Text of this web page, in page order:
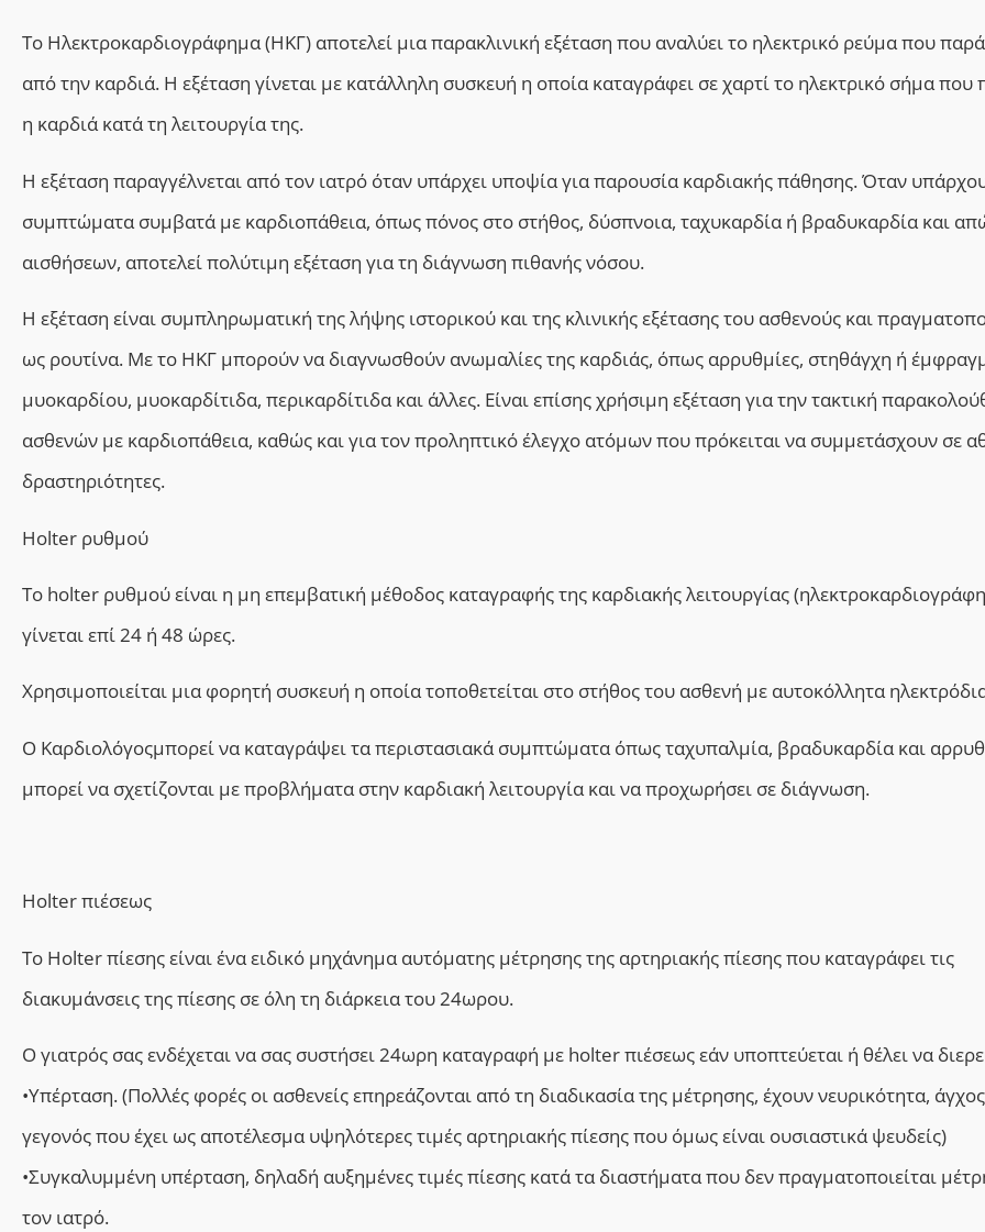
Το Ηλεκτροκαρδιογράφημα (ΗΚΓ) αποτελεί μια παρακλινική εξέταση που αναλύει το ηλεκτρικό ρεύμα που
από την καρδιά. Η εξέταση γίνεται με κατάλληλη συσκευή η οποία καταγράφει σε χαρτί το ηλεκτρικό σήμα που
η καρδιά κατά τη λειτουργία της.
Η εξέταση παραγγέλνεται από τον ιατρό όταν υπάρχει υποψία για παρουσία καρδιακής πάθησης. Όταν
συμπτώματα συμβατά με καρδιοπάθεια, όπως πόνος στο στήθος, δύσπνοια, ταχυκαρδία ή βραδυκαρδία και
αισθήσεων, αποτελεί πολύτιμη εξέταση για τη διάγνωση πιθανής νόσου.
Η εξέταση είναι συμπληρωματική της λήψης ιστορικού και της κλινικής εξέτασης του ασθενούς και
ως ρουτίνα. Με το ΗΚΓ μπορούν να διαγνωσθούν ανωμαλίες της καρδιάς, όπως αρρυθμίες, στηθάγχη ή
μυοκαρδίου, μυοκαρδίτιδα, περικαρδίτιδα και άλλες. Είναι επίσης χρήσιμη εξέταση για την τακτική
ασθενών με καρδιοπάθεια, καθώς και για τον προληπτικό έλεγχο ατόμων που πρόκειται να συμμετάσχουν σε
δραστηριότητες.
Holter ρυθμού
Το holter ρυθμού είναι η μη επεμβατική μέθοδος καταγραφής της καρδιακής λειτουργίας
γίνεται επί 24 ή 48 ώρες.
Χρησιμοποιείται μια φορητή συσκευή η οποία τοποθετείται στο στήθος του ασθενή με αυτοκόλλητα
Ο Καρδιολόγοςμπορεί να καταγράψει τα περιστασιακά συμπτώματα όπως ταχυπαλμία, βραδυκαρδία και
μπορεί να σχετίζονται με προβλήματα στην καρδιακή λειτουργία και να προχωρήσει σε διάγνωση.
Holter πιέσεως
Το Holter πίεσης είναι ένα ειδικό μηχάνημα αυτόματης μέτρησης της αρτηριακής πίεσης που καταγράφει τις
διακυμάνσεις της πίεσης σε όλη τη διάρκεια του 24ωρου.
Ο γιατρός σας ενδέχεται να σας συστήσει 24ωρη καταγραφή με holter πιέσεως εάν υποπτεύεται ή θέλει να
•Υπέρταση. (Πολλές φορές οι ασθενείς επηρεάζονται από τη διαδικασία της μέτρησης, έχουν νευρικότητα,
γεγονός που έχει ως αποτέλεσμα υψηλότερες τιμές αρτηριακής πίεσης που όμως είναι ουσιαστικά ψευδείς)
•Συγκαλυμμένη υπέρταση, δηλαδή αυξημένες τιμές πίεσης κατά τα διαστήματα που δεν πραγματοποιείται
τον ιατρό.